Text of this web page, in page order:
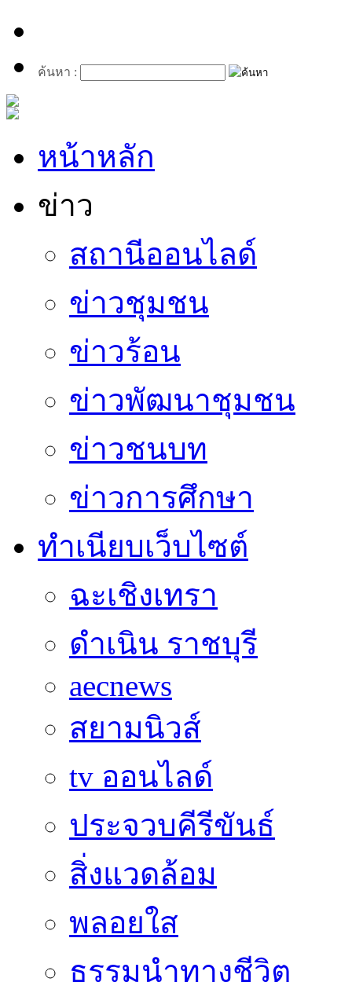
ค้นหา :
หน้าหลัก
ข่าว
สถานีออนไลด์
ข่าวชุมชน
ข่าวร้อน
ข่าวพัฒนาชุมชน
ข่าวชนบท
ข่าวการศึกษา
ทำเนียบเว็บไซต์
ฉะเชิงเทรา
ดำเนิน ราชบุรี
aecnews
สยามนิวส์
tv ออนไลด์
ประจวบคีรีขันธ์
สิ่งแวดล้อม
พลอยใส
ธรรมนำทางชีวิต